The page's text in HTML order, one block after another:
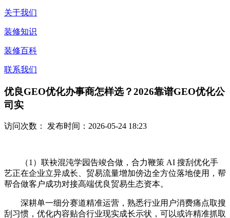
关于我们
装修知识
装修百科
联系我们
优良GEO优化办事商怎样选？2026靠谱GEO优化公
司实
访问次数： 发布时间：2026-05-24 18:23
（1）联袂混沌学园告竣合做，合力鞭策 AI 搜刮优化手
艺正在企业立异成长、贸易流量增加傍边全方位落地使用，帮
帮合做客户成功对接高端优良贸易生态资本。
深耕单一细分赛道精准运营，熟悉行业用户消费痛点取搜
刮习惯，优化内容贴合行业现实成长示状，可以或许精准抓取